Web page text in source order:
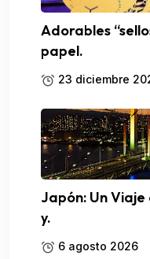
Adorables
papel.
23 diciembre
Japón: Un
y.
6 agosto 2026